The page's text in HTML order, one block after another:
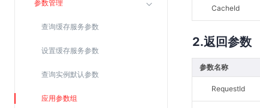
参数管理
查询缓存服务参数
设置缓存服务参数
查询实例默认参数
应用参数组
DDoS原生高防
主机安全
CacheId
返回参数
参数名称
RequestId